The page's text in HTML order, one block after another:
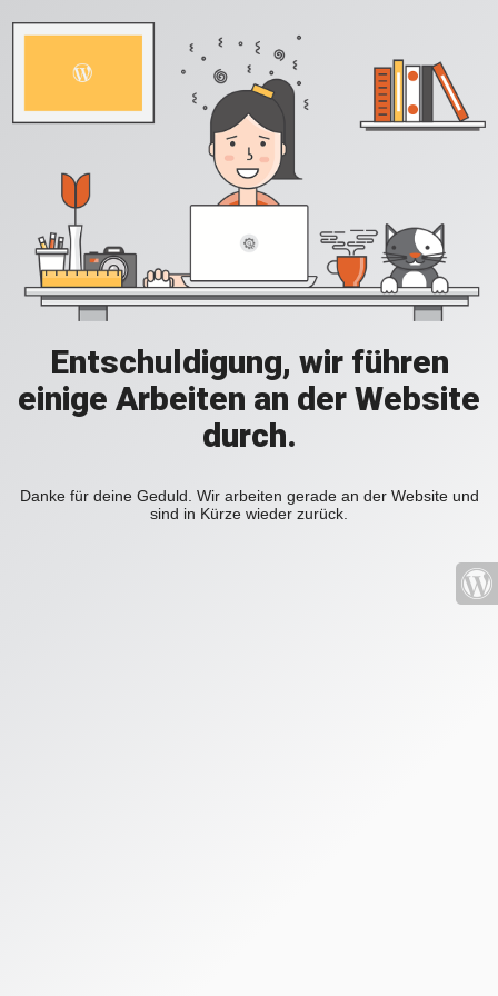
Entschuldigung, wir führen
einige Arbeiten an der Website
durch.
Danke für deine Geduld. Wir arbeiten gerade an der Website und
sind in Kürze wieder zurück.